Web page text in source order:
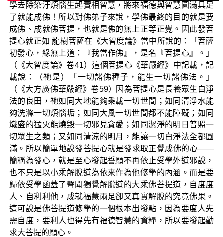
學去除染汙煩惱生起實相智慧，將來福德與智慧圓滿具足
了就能成佛！所以對佛弟子來說，學佛最終的目的就是要
成佛、成就佛菩提，也就是佛的無上正等正覺。因此發菩
提心就正如 龍樹菩薩在《大智度論》當中所說的：「菩薩
初發心，緣無上道：『我當作佛』，是名『菩提心』。」
（《大智度論》卷41）這個菩提心《華嚴經》中記載，記
載說：（祂是）「一切諸佛種子，能生一切諸佛法。」
（《大方廣佛華嚴經》卷59）因為菩提心是長養眾生白淨
法的良田，祂如同大地能夠乘載一切世間；如同清淨水能
夠洗滌一切煩惱垢；如同大風一切世間都不能障礙；如同
熾盛的猛火能燒毀一切邪見貪愛；如同潔淨的明日普照一
切眾生之類；又如同清涼的明月，能讓一切白淨法全都圓
滿。所以簡單地說發菩提心就是發求取正覺成佛的心——
簡稱為發心，就是至心發起誓願不再依止受學外道邪說，
也不只是以小乘解脫道為依來作為他修學的內涵。而是要
歸依受學函蓋了聲聞獨覺解脫道的大乘佛菩提道，自度度
人、自利利他，成就福慧兩足卻又真實解脫的究竟佛果。
這可說是佛菩提道修學的一個根本出發點，因為要度人先
需自度，要利人也得先有福德智慧的資糧，所以要發起勤
求大菩提的願心。